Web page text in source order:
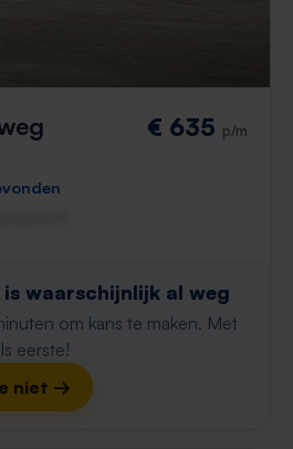
€ 635 p/m
is waarschijnlijk al weg
om kans te maken. Met
eerste!
niet →